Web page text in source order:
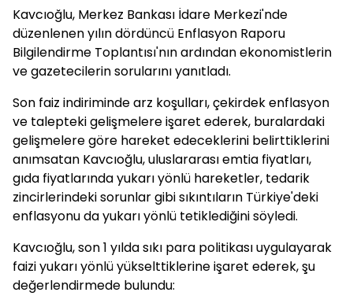
Kavcıoğlu, Merkez Bankası İdare Merkezi'nde
düzenlenen yılın dördüncü Enflasyon Raporu
Bilgilendirme Toplantısı'nın ardından ekonomistlerin
ve gazetecilerin sorularını yanıtladı.
Son faiz indiriminde arz koşulları, çekirdek enflasyon
ve talepteki gelişmelere işaret ederek, buralardaki
gelişmelere göre hareket edeceklerini belirttiklerini
anımsatan Kavcıoğlu, uluslararası emtia fiyatları,
gıda fiyatlarında yukarı yönlü hareketler, tedarik
zincirlerindeki sorunlar gibi sıkıntıların Türkiye'deki
enflasyonu da yukarı yönlü tetiklediğini söyledi.
Kavcıoğlu, son 1 yılda sıkı para politikası uygulayarak
faizi yukarı yönlü yükselttiklerine işaret ederek, şu
değerlendirmede bulundu: